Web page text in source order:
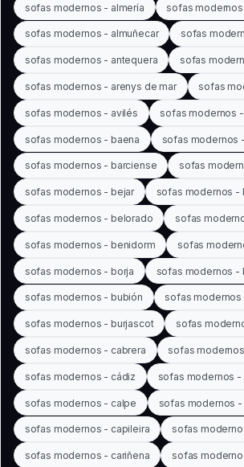
sofas modernos - almería sofas
sofas modernos - almuñecar sofas
sofas modernos - antequera sofas
sofas modernos - arenys de mar sofas
sofas modernos - avilés sofas modernos
sofas modernos - baena sofas modernos
sofas modernos - barciense sofas
sofas modernos - bejar sofas modernos -
sofas modernos - belorado sofas
sofas modernos - benidorm sofas
sofas modernos - borja sofas modernos -
sofas modernos - bubión sofas modernos
sofas modernos - burjascot sofas
sofas modernos - cabrera sofas
sofas modernos - cádiz sofas modernos -
sofas modernos - calpe sofas modernos -
sofas modernos - capileira sofas
sofas modernos - cariñena sofas